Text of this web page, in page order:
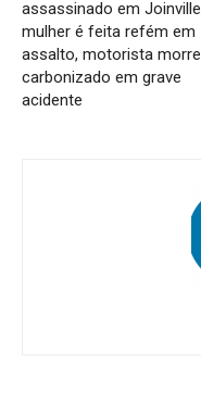
assassinado em
mulher é feita refém em
assalto, motorista morre
carbonizado em grave
acidente